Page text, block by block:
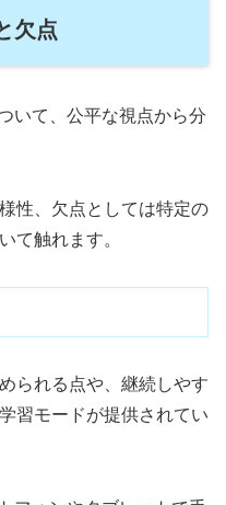
欠点
いて、公平な視点から分
性、欠点としては特定の
て触れます。
られる点や、継続しやす
習モードが提供されてい